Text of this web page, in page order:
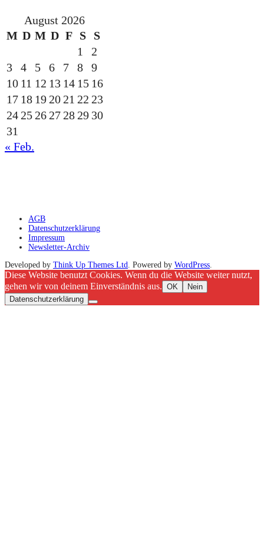
August 2026
M D M D F S
S
1
2
3
4 5 6 7 8
9
10 11 12 13 14 15 16
17 18 192021 22 23
242526272829 30
31
« Feb.
AGB
Datenschutzerklärung
Impressum
Newsletter-Archiv
Developed by Think Up Themes Ltd. Powered by WordPress.
Diese Website benutzt Cookies. Wenn du die Website weiter nutzt,
gehen wir von deinem Einverständnis aus. OK
Nein
Datenschutzerklärung